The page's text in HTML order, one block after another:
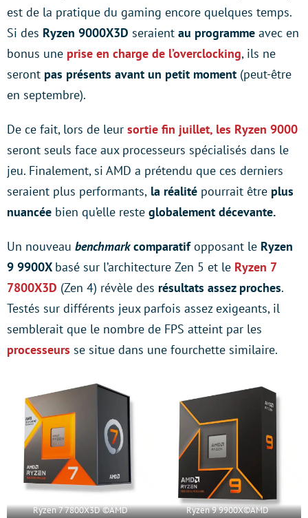
est de la pratique du gaming encore quelques temps.
Si des Ryzen 9000X3D seraient au programme avec en
bonus une prise en charge de l’overclocking, ils ne
seront pas présents avant un petit moment (peut-être
en septembre).
De ce fait, lors de leur sortie fin juillet, les Ryzen 9000
seront seuls face aux processeurs spécialisés dans le
jeu. Finalement, si AMD a prétendu que ces derniers
seraient plus performants, la réalité pourrait être plus
nuancée bien qu’elle reste globalement décevante.
Un nouveau benchmarkcomparatifopposant le Ryzen
9 9900X basé sur l’architecture Zen 5 et le Ryzen 7
7800X3D (Zen 4) révèle des résultats assez proches.
Testés sur différents jeux parfois assez exigeants, il
semblerait que le nombre de FPS atteint par les
processeurs se situe dans une fourchette similaire.
Ryzen 7 7800X3D ©AMD Ryzen 9 9900X©AMD